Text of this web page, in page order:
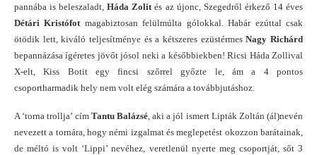
pannába is beleszaladt,Háda Zolit és az újonc, Szegedről érkező 14 éves
Détári Kristófot magabiztosan felülmúlta gólokkal. Habár ezúttal csak
ötödik lett, kiváló teljesítménye és a kétszeres ezüstérmesNagy Richárd
bepannázása ígéretes jövőt jósol neki a későbbiekben! Ricsi Háda Zollival
X-elt, Kiss Botit egy fincsi szőrrel győzte le, ám a 4 pontos
csoportharmadik hely nem volt elég számára a továbbjutáshoz.
A ‘torna trollja’ cím Tantu Balázsé, aki a jól ismert Lipták Zoltán (ál)nevén
nevezett a tornára, hogy némi izgalmat és meglepetést okozzon barátainak,
de méltó is volt ‘Lippi’ nevéhez, veretlenül nyerte meg csoportját, sőt 3